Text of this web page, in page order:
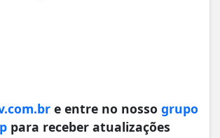
e entre no nosso grupo
para receber atualizações